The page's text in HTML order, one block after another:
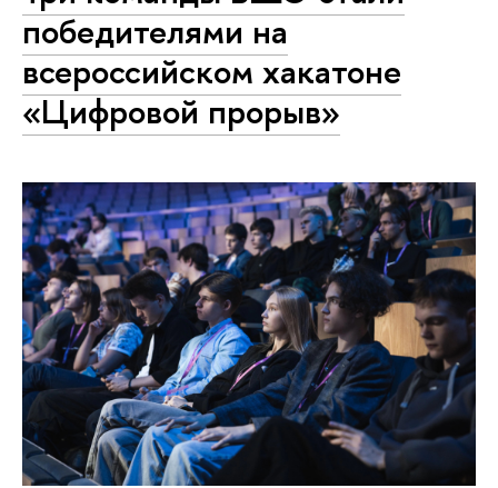
победителями на
всероссийском хакатоне
«Цифровой прорыв»